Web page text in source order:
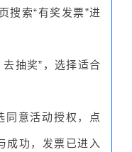
搜索“有奖发票”进
去抽奖”，选择适合
同意活动授权，点
成功，发票已进入